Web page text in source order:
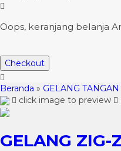
Oops, keranjang belanja
Checkout
Beranda » GELANG TANGAN
click image to preview
GELANG ZIG-